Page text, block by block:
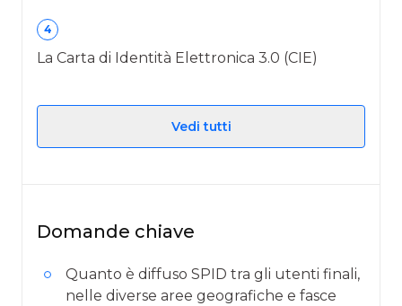
4
La Carta di Identità Elettronica 3.0 (CIE)
Vedi tutti
Domande chiave
Quanto è diffuso SPID tra gli utenti finali,
nelle diverse aree geografiche e fasce